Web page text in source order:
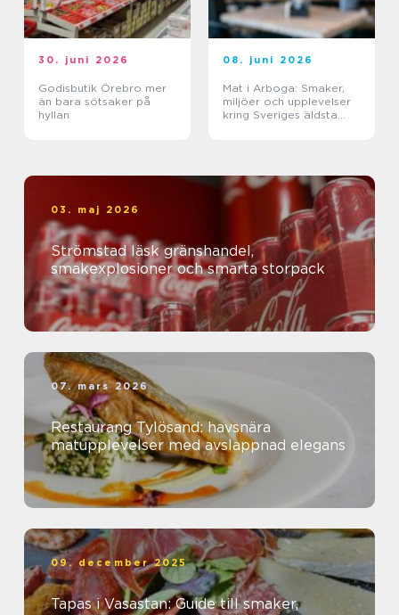
30. juni 2026
Godisbutik Örebro mer
än bara sötsaker på
hyllan
08. juni 2026
Mat i Arboga: Smaker,
miljöer och upplevelser
kring Sveriges äldsta
03. maj 2026
Strömstad läsk gränshandel,
smakexplosioner och smarta storpack
07. mars 2026
Restaurang Tylösand: havsnära
matupplevelser med avslappnad elegans
09. december 2025
Tapas i Vasastan: Guide till smaker,